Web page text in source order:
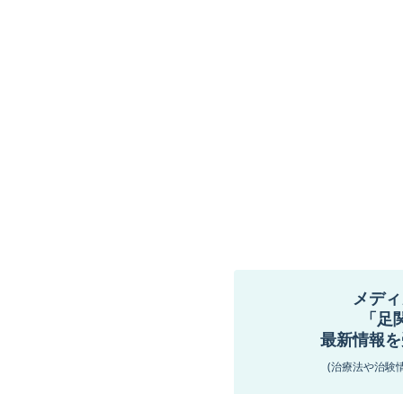
メデ
「
最新情報
(治療法や治験